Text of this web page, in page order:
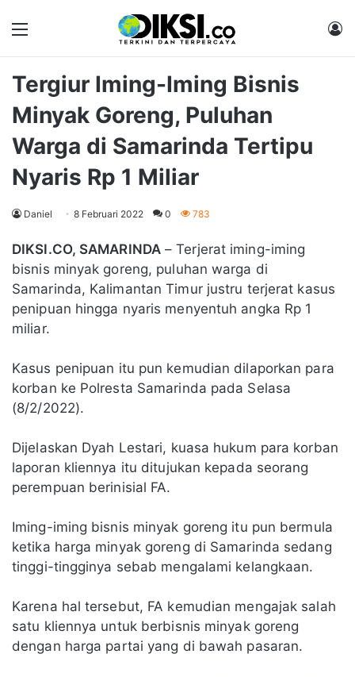
Tergiur Iming-Iming Bisnis
Minyak Goreng, Puluhan
Warga di Samarinda Tertipu
Nyaris Rp 1 Miliar
Daniel 8 Februari 2022 0 783
DIKSI.CO, SAMARINDA– Terjerat iming-iming
bisnis minyak goreng, puluhan warga di
Samarinda, Kalimantan Timur justru terjerat kasus
penipuan hingga nyaris menyentuh angka Rp 1
miliar.
Kasus penipuan itu pun kemudian dilaporkan para
korban ke Polresta Samarinda pada Selasa
(8/2/2022).
Dijelaskan Dyah Lestari, kuasa hukum para korban
laporan kliennya itu ditujukan kepada seorang
perempuan berinisial FA.
Iming-iming bisnis minyak goreng itu pun bermula
ketika harga minyak goreng di Samarinda sedang
tinggi-tingginya sebab mengalami kelangkaan.
Karena hal tersebut, FA kemudian mengajak salah
satu kliennya untuk berbisnis minyak goreng
dengan harga partai yang di bawah pasaran.